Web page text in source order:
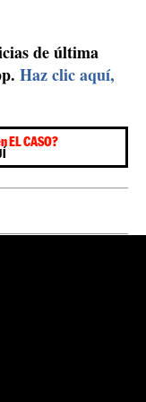
de última
Haz clic aquí,
EL CASO?